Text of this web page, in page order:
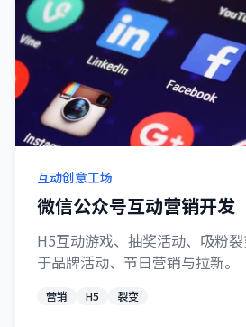
互动创意工场
微信公众号互动营销开发
H5互动游戏、抽奖活动、吸粉
于品牌活动、节日营销与拉新。
营销 H5 裂变